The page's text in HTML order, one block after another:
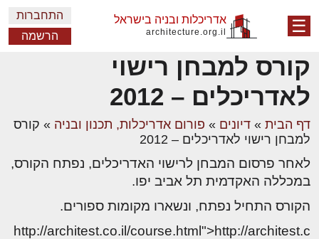
☰ אדריכלות ובניה בישראל
architecture.org.il
התחברות
הרשמה
קורס למבחן רישוי
לאדריכלים – 2012
דף הבית » דיונים » פורום אדריכלות, תכנון ובניה » קורס
למבחן רישוי לאדריכלים – 2012
לאחר פרסום המבחן לרישוי האדריכלים, נפתח הקורס,
במכללה האקדמית תל אביב יפו.
הקורס התחיל נפתח, ונשארו מקומות ספורים.
http://architest.co.il/course.html">http://architest.c